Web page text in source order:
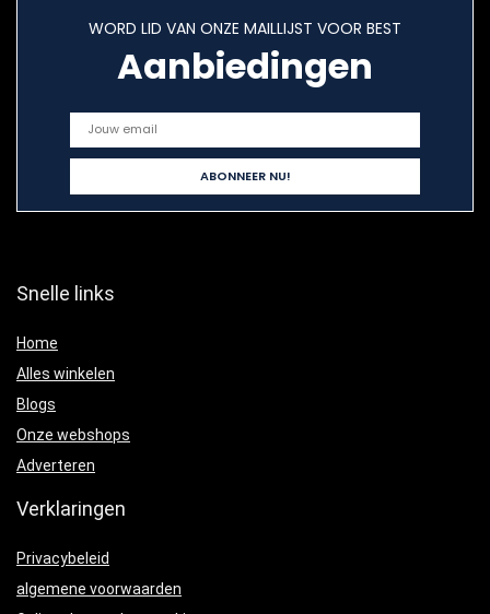
WORD LID VAN ONZE MAILLIJST VOOR BEST
Aanbiedingen
Snelle links
Home
Alles winkelen
Blogs
Onze webshops
Adverteren
Verklaringen
Privacybeleid
algemene voorwaarden